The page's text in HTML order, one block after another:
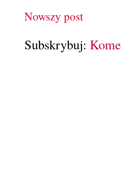
Nowszy post
Subskrybuj: